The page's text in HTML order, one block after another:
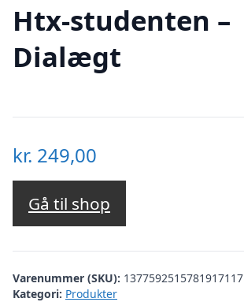
Htx-studenten –
Dialægt
kr. 249,00
Gå til shop
Varenummer (SKU): 1377592515781917117
Kategori: Produkter